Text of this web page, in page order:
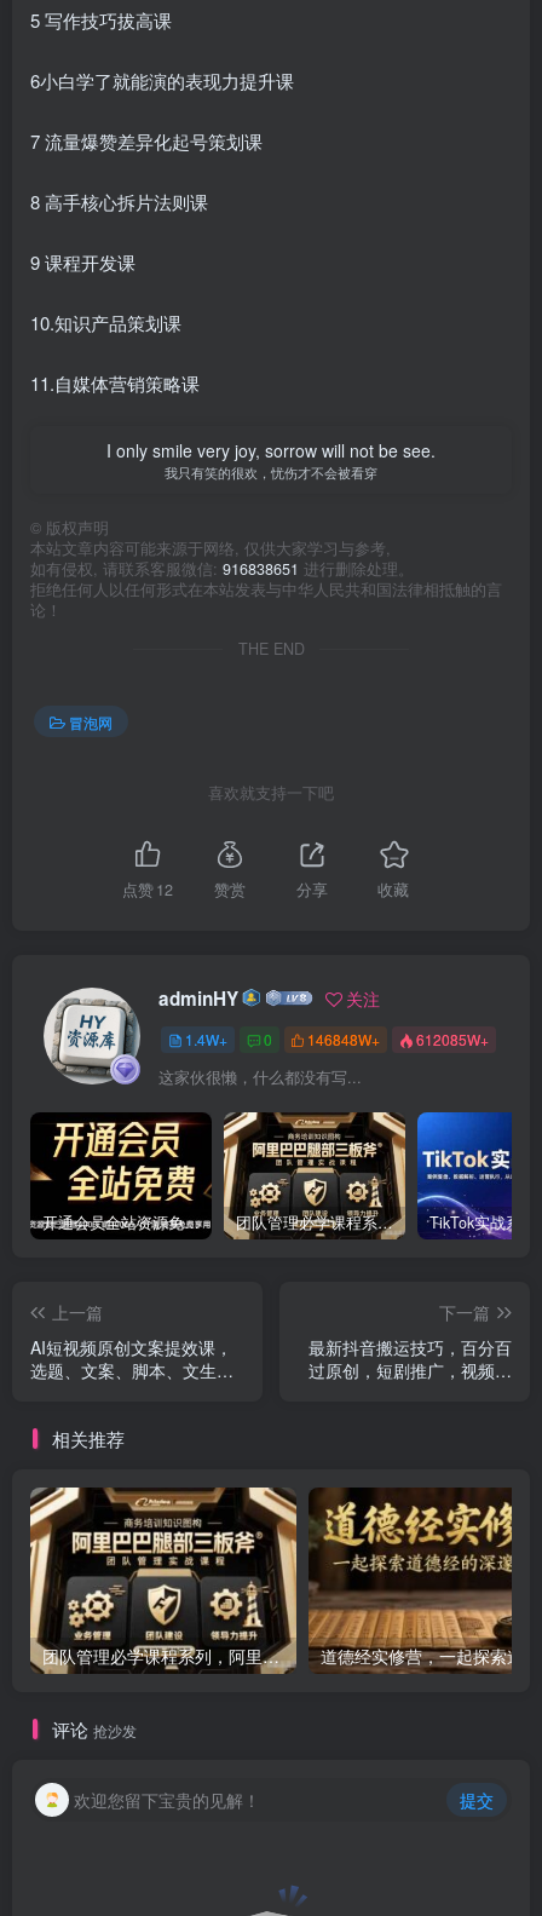
5 写作技巧拔高课
6小白学了就能演的表现力提升课
7 流量爆赞差异化起号策划课
8 高手核心拆片法则课
9 课程开发课
10.知识产品策划课
11.自媒体营销策略课
I only smile very joy, sorrow will not be see.
我只有笑的很欢，忧伤才不会被看穿
© 版权声明
本站文章内容可能来源于网络, 仅供大家学习与参考,
如有侵权, 请联系客服微信: 916838651 进行删除处理。
拒绝任何人以任何形式在本站发表与中华人民共和国法律相抵触的言
论！
THE END
冒泡网
喜欢就支持一下吧
点赞12 赞赏 分享 收藏
adminHY 关注
1.4W+ 0 146848W+ 612085W+
这家伙很懒，什么都没有写...
开通会员全站资源免费下载 开通VIP会员 HY资源库 团队管理必学课程系列，阿里巴巴“腿部三板斧”
上一篇
AI短视频原创文案提效课，
选题、文案、脚本、文生图
下一篇
最新抖音搬运技巧，百分百
过原创，短剧推广，视频带
相关推荐
团队管理必学课程系列，阿里巴巴“腿部三板斧”
评论 抢沙发
欢迎您留下宝贵的见解！ 提交